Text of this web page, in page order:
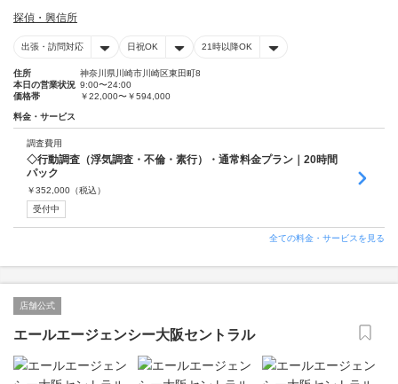
探偵・興信所
出張・訪問対応 日祝OK 21時以降OK
住所
神奈川県川崎市川崎区東田町8
本日の営業状況 9:00〜24:00
価格帯
￥22,000〜￥594,000
料金・サービス
調査費用
◇行動調査（浮気調査・不倫・素行）・通常料金プラン｜20時間
パック
￥352,000 （税込）
受付中
全ての料金・サービスを見る
店舗公式
エールエージェンシー大阪セントラル